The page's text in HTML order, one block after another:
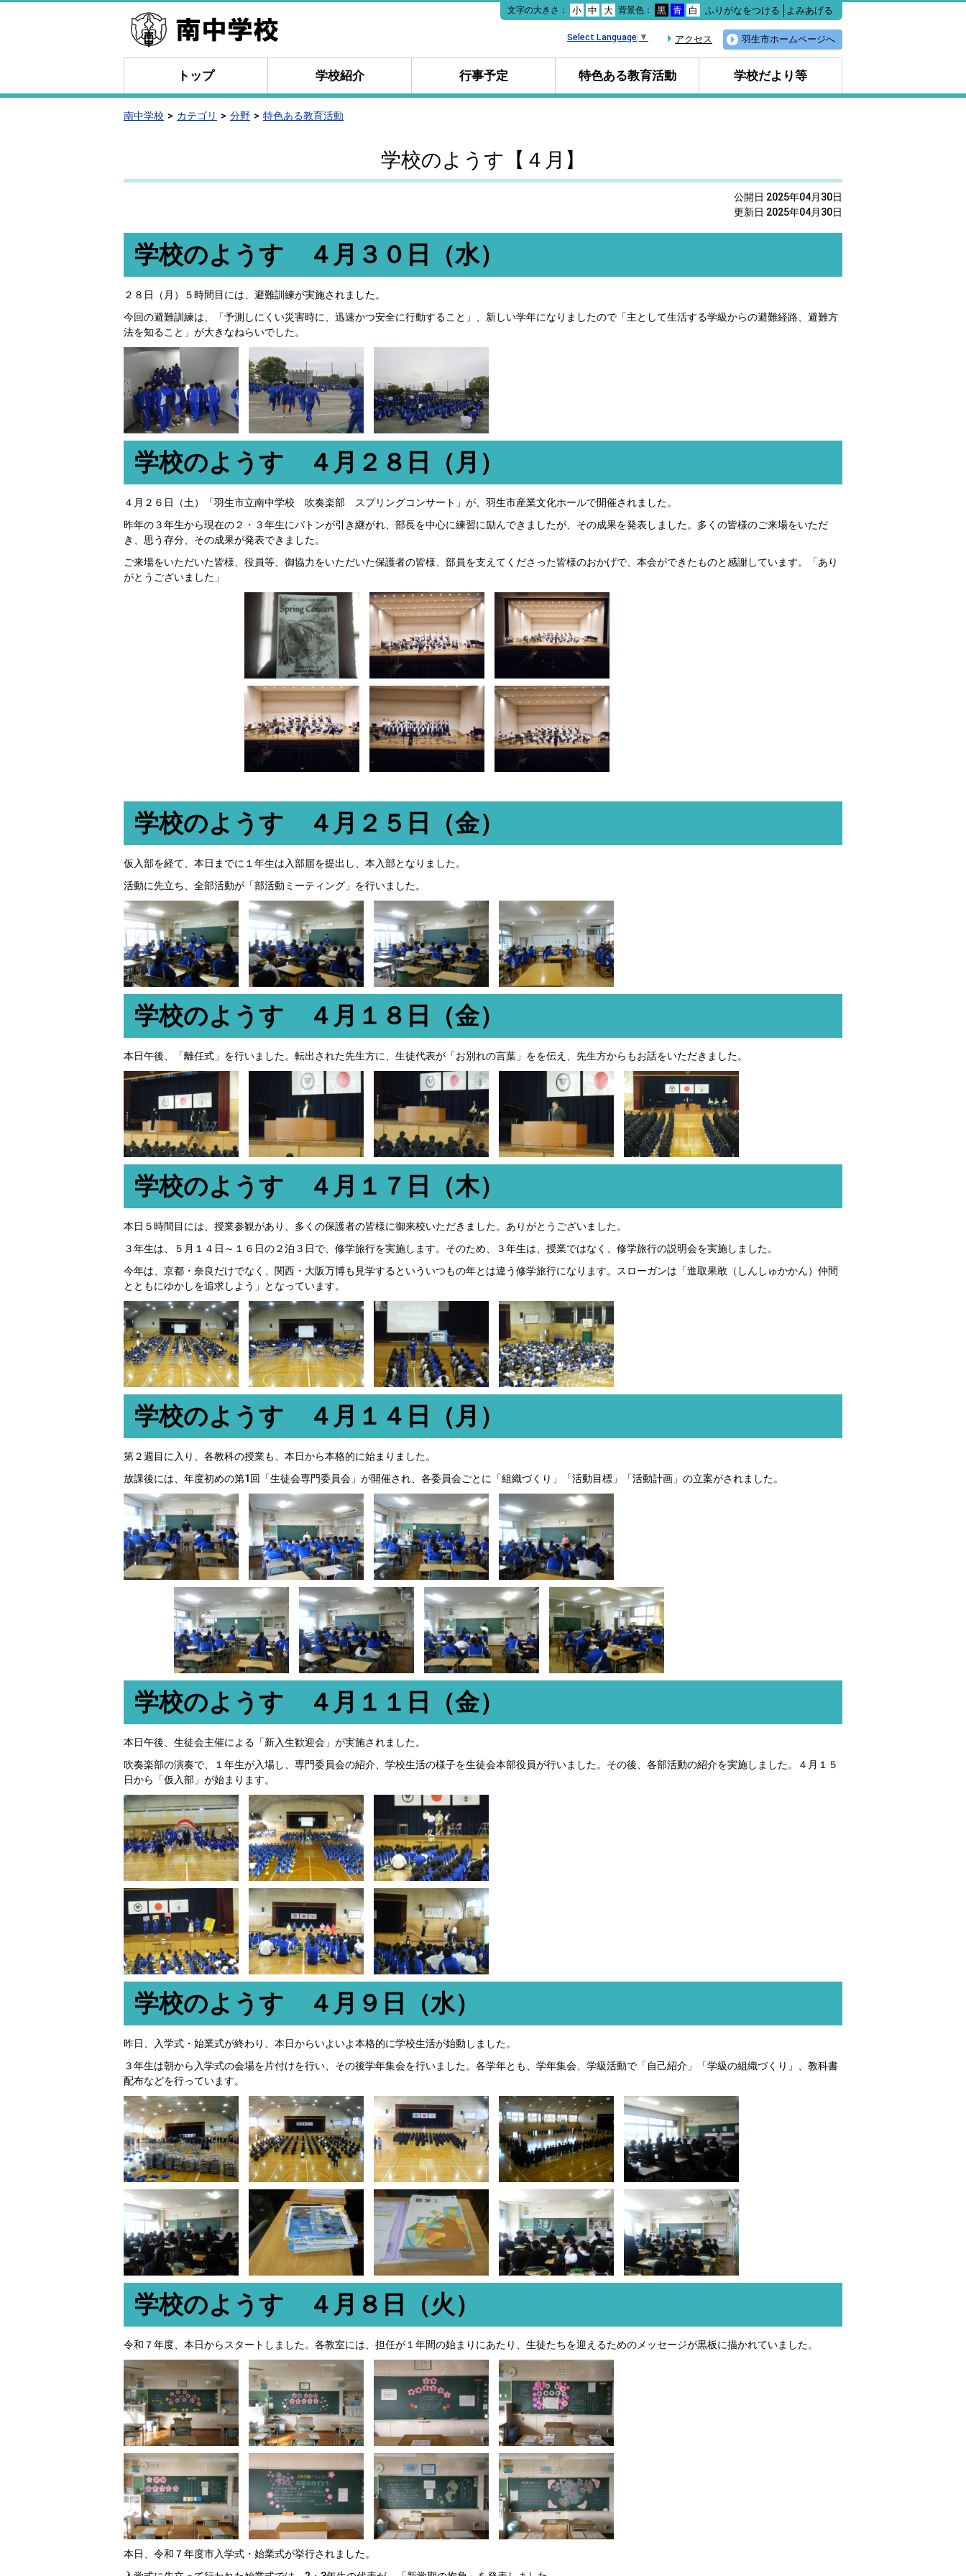
本
文
文字の大きさ： 小 中 大 背景色： 黒 青 白 ふりがなをつける よみあげる
羽生市ホームページへ
アクセス
Select Language ▼
トップ 学校紹介 行事予定 特色ある教育活動 学校だより等
南中学校 カテゴリ 分野 特色ある教育活動
学校のようす【４月】
公開日 2025年04月30日
更新日 2025年04月30日
学校のようす ４月３０日（水）
２８日（月）５時間目には、避難訓練が実施されました。
今回の避難訓練は、「予測しにくい災害時に、迅速かつ安全に行動すること」、新しい学年になりましたので「主として生活する学級からの避難経路、避難方
法を知ること」が大きなねらいでした。
学校のようす ４月２８日（月）
４月２６日（土）「羽生市立南中学校 吹奏楽部 スプリングコンサート」が、羽生市産業文化ホールで開催されました。
昨年の３年生から現在の２・３年生にバトンが引き継がれ、部長を中心に練習に励んできましたが、その成果を発表しました。多くの皆様のご来場をいただ
き、思う存分、その成果が発表できました。
ご来場をいただいた皆様、役員等、御協力をいただいた保護者の皆様、部員を支えてくださった皆様のおかげで、本会ができたものと感謝しています。「あり
がとうございました」
学校のようす ４月２５日（金）
仮入部を経て、本日までに１年生は入部届を提出し、本入部となりました。
活動に先立ち、全部活動が「部活動ミーティング」を行いました。
学校のようす ４月１８日（金）
本日午後、「離任式」を行いました。転出された先生方に、生徒代表が「お別れの言葉」をを伝え、先生方からもお話をいただきました。
学校のようす ４月１７日（木）
本日５時間目には、授業参観があり、多くの保護者の皆様に御来校いただきました。ありがとうございました。
３年生は、５月１４日～１６日の２泊３日で、修学旅行を実施します。そのため、３年生は、授業ではなく、修学旅行の説明会を実施しました。
今年は、京都・奈良だけでなく、関西・大阪万博も見学するといういつもの年とは違う修学旅行になります。スローガンは「進取果敢（しんしゅかかん）仲間
とともにゆかしを追求しよう」となっています。
学校のようす ４月１４日（月）
第２週目に入り、各教科の授業も、本日から本格的に始まりました。
放課後には、年度初めの第1回「生徒会専門委員会」が開催され、各委員会ごとに「組織づくり」「活動目標」「活動計画」の立案がされました。
学校のようす ４月１１日（金）
本日午後、生徒会主催による「新入生歓迎会」が実施されました。
吹奏楽部の演奏で、１年生が入場し、専門委員会の紹介、学校生活の様子を生徒会本部役員が行いました。その後、各部活動の紹介を実施しました。４月１５
日から「仮入部」が始まります。
学校のようす ４月９日（水）
昨日、入学式・始業式が終わり、本日からいよいよ本格的に学校生活が始動しました。
３年生は朝から入学式の会場を片付けを行い、その後学年集会を行いました。各学年とも、学年集会、学級活動で「自己紹介」「学級の組織づくり」、教科書
配布などを行っています。
学校のようす ４月８日（火）
令和７年度、本日からスタートしました。各教室には、担任が１年間の始まりにあたり、生徒たちを迎えるためのメッセージが黒板に描かれていました。
本日、令和７年度市入学式・始業式が挙行されました。